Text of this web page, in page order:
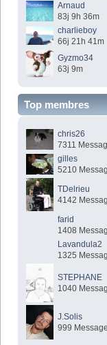
Arnaud
83j 9h 36m
charlieboy
66j 21h 41m
Gyzmo34
63j 9m
Top membres
chris26
7311
gilles
5210
TDelrieu
4142
farid
1408
Lavandula2
1325
STEPHANE
1040
J.Solis
999